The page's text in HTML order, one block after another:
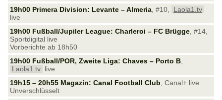
19h00 Primera Division: Levante – Almeria , #10,
Laola1.tv
live
19h00 Fußball/Jupiler League: Charleroi – FC Brügge , #14,
Sportdigital live
Vorberichte ab 18h50
19h00 Fußball/POR, Zweite Liga: Chaves – Porto B
Laola1.tv live
19h15 – 20h55 Magazin: Canal Football Club , Canal+ live
Unverschlüsselt